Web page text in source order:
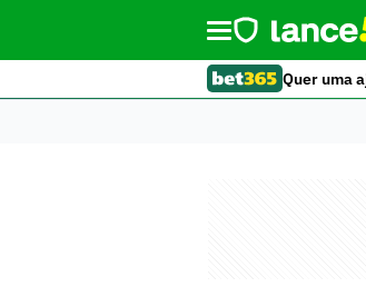
Quer uma